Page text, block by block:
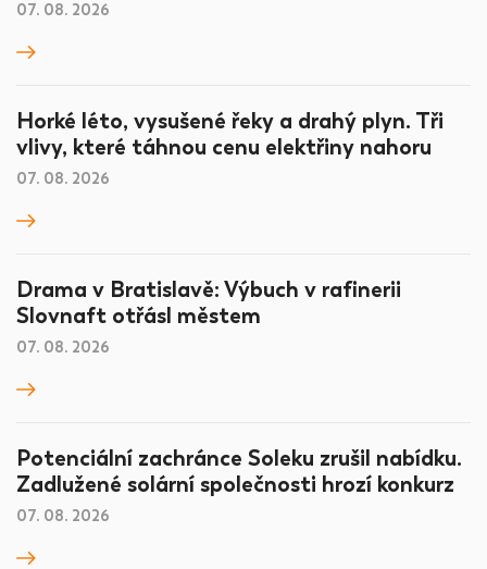
07. 08. 2026
Horké léto, vysušené řeky a drahý plyn. Tři
vlivy, které táhnou cenu elektřiny nahoru
07. 08. 2026
Drama v Bratislavě: Výbuch v rafinerii
Slovnaft otřásl městem
07. 08. 2026
Potenciální zachránce Soleku zrušil nabídku.
Zadlužené solární společnosti hrozí konkurz
07. 08. 2026